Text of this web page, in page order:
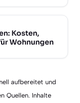
Kosten,
Wohnungen
aufbereitet und
Quellen. Inhalte